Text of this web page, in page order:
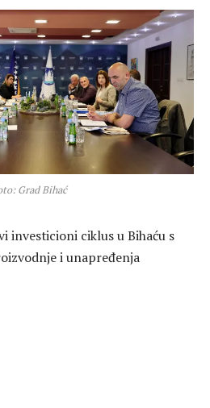
Grad Bihać
investicioni ciklus u Bihaću s
i unapređenja